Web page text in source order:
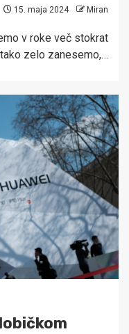
15. maja 2024 Miran
v roke več stokrat
zelo zanesemo,…